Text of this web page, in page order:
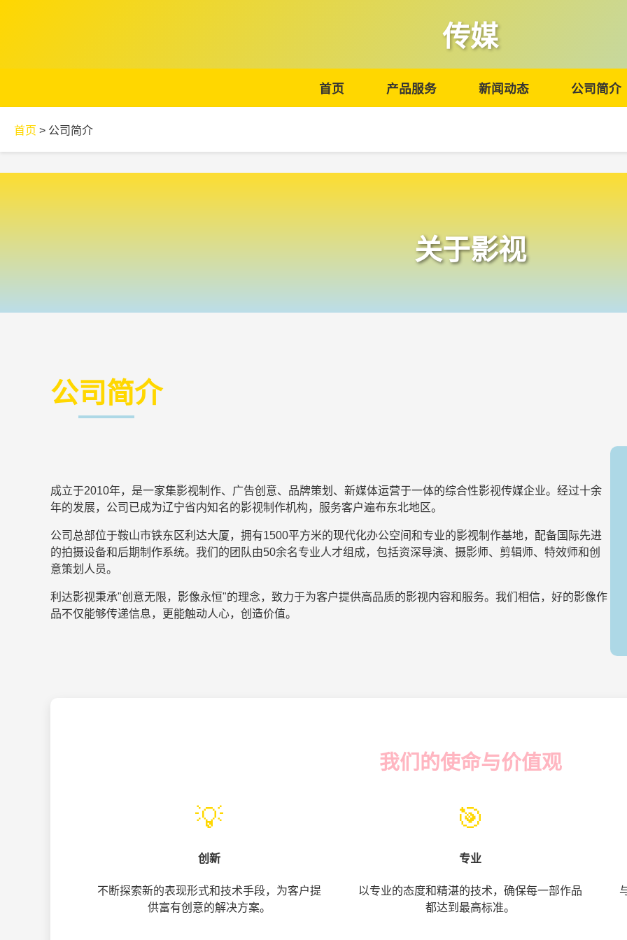
传媒
首页 产品服务 新闻动态 公司简介
首页 > 公司简介
关于影视
公司简介
成立于2010年，是一家集影视制作、广告创意、品牌策划、新媒体运营于一体的综合性影视传媒企业。经过十余
年的发展，公司已成为辽宁省内知名的影视制作机构，服务客户遍布东北地区。
公司总部位于鞍山市铁东区利达大厦，拥有1500平方米的现代化办公空间和专业的影视制作基地，配备国际先进
的拍摄设备和后期制作系统。我们的团队由50余名专业人才组成，包括资深导演、摄影师、剪辑师、特效师和创
意策划人员。
利达影视秉承"创意无限，影像永恒"的理念，致力于为客户提供高品质的影视内容和服务。我们相信，好的影像作
品不仅能够传递信息，更能触动人心，创造价值。
我们的使命与价值观
💡
创新
不断探索新的表现形式和技术手段，为客户提
供富有创意的解决方案。
🎯
专业
以专业的态度和精湛的技术，确保每一部作品
都达到最高标准。